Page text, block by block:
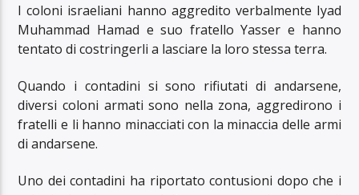
I coloni israeliani hanno aggredito verbalmente Iyad
Muhammad Hamad e suo fratello Yasser e hanno
tentato di costringerli a lasciare la loro stessa terra.
Quando i contadini si sono rifiutati di andarsene,
diversi coloni armati sono nella zona, aggredirono i
fratelli e li hanno minacciati con la minaccia delle armi
di andarsene.
Uno dei contadini ha riportato contusioni dopo che i